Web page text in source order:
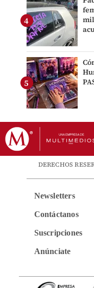
DERECHOS
Newsletters
Contáctanos
Suscripciones
Anúnciate